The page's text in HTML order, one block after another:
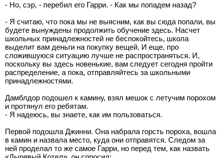
- Но, сэр, - перебил его Гарри. - Как мы попадем назад?
- Я считаю, что пока мы не выясним, как вы сюда попали, вы
будете вынуждены продолжить обучение здесь. Насчет
школьных принадлежностей не беспокойтесь, школа
выделит вам деньги на покупку вещей. И еще, про
сложившуюся ситуацию лучше не распространяться. И,
поскольку вы здесь новенькие, вам следует сегодня пройти
распределение, а пока, отправляйтесь за школьными
принадлежностями.
Дамблдор подошел к камину, взял мешок с летучим порохом
и протянул его ребятам.
- Я надеюсь, вы знаете, как им пользоваться.
Первой подошла Джинни. Она набрала горсть пороха, вошла
в камин и назвала место, куда они отправятся. Следом за
ней проделал то же самое Гарри, но перед тем, как назвать